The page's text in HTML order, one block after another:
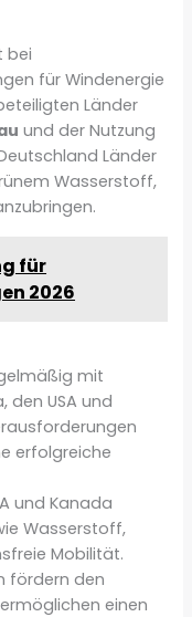
bei
für Windenergie
Länder
und der Nutzung
Länder
Wasserstoff,
für
2026
mit
den USA und
erfolgreiche
und Kanada
Wasserstoff,
Mobilität.
fördern den
einen